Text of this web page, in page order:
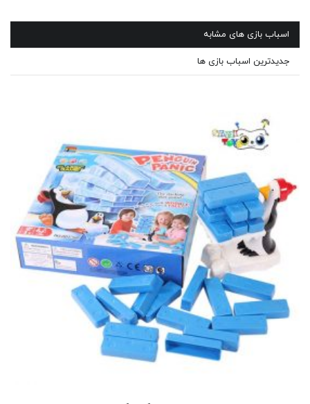
اسباب بازی های مشابه
جدیدترین اسباب بازی ها